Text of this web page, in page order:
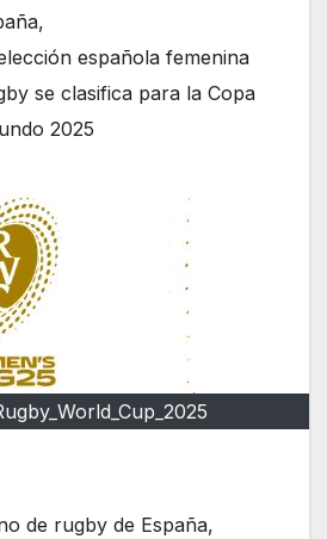
,
española femenina
se clasifica para la Copa
2025
de rugby de España,